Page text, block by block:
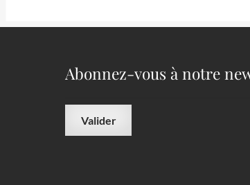
Abonnez-vous à notre